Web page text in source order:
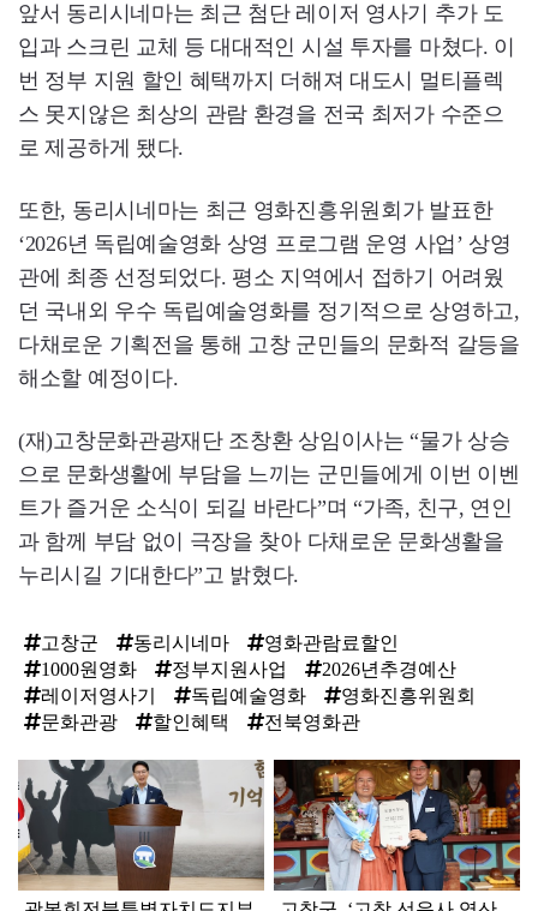
앞서 동리시네마는 최근 첨단 레이저 영사기 추가 도
입과 스크린 교체 등 대대적인 시설 투자를 마쳤다. 이
번 정부 지원 할인 혜택까지 더해져 대도시 멀티플렉
스 못지않은 최상의 관람 환경을 전국 최저가 수준으
로 제공하게 됐다.
또한, 동리시네마는 최근 영화진흥위원회가 발표한
‘2026년 독립예술영화 상영 프로그램 운영 사업’ 상영
관에 최종 선정되었다. 평소 지역에서 접하기 어려웠
던 국내외 우수 독립예술영화를 정기적으로 상영하고,
다채로운 기획전을 통해 고창 군민들의 문화적 갈등을
해소할 예정이다.
(재)고창문화관광재단 조창환 상임이사는 “물가 상승
으로 문화생활에 부담을 느끼는 군민들에게 이번 이벤
트가 즐거운 소식이 되길 바란다”며 “가족, 친구, 연인
과 함께 부담 없이 극장을 찾아 다채로운 문화생활을
누리시길 기대한다”고 밝혔다.
고창군 동리시네마
영화관람료할인
1000원영화
정부지원사업
2026년추경예산
레이저영사기
독립예술영화
영화진흥위원회
문화관광
할인혜택 전북영화관
라
인